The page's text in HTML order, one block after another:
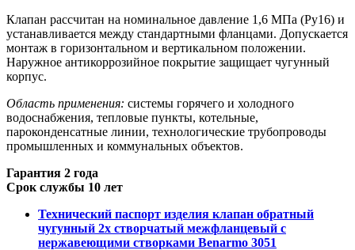
Клапан рассчитан на номинальное давление 1,6 МПа (Ру16) и
устанавливается между стандартными фланцами. Допускается
монтаж в горизонтальном и вертикальном положении.
Наружное антикоррозийное покрытие защищает чугунный
корпус.
Область применения: системы горячего и холодного
водоснабжения, тепловые пункты, котельные,
пароконденсатные линии, технологические трубопроводы
промышленных и коммунальных объектов.
Гарантия 2 года
Срок службы 10 лет
Технический паспорт изделия клапан обратный
чугунный 2х створчатый межфланцевый с
нержавеющими створками Benarmo 3051